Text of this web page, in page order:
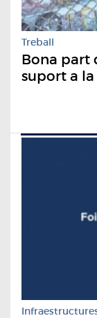
Treball
Bona part
suport a